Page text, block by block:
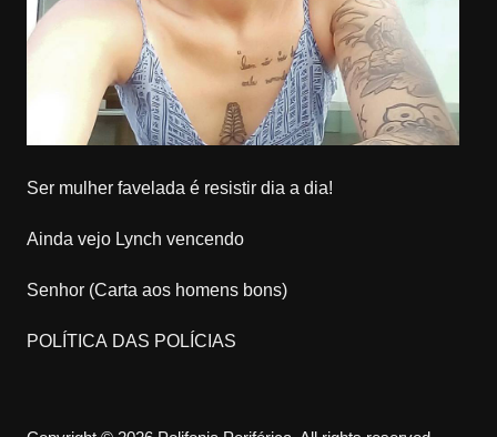
Ser mulher favelada é resistir dia a dia!
Ainda vejo Lynch vencendo
Senhor (Carta aos homens bons)
POLÍTICA DAS POLÍCIAS